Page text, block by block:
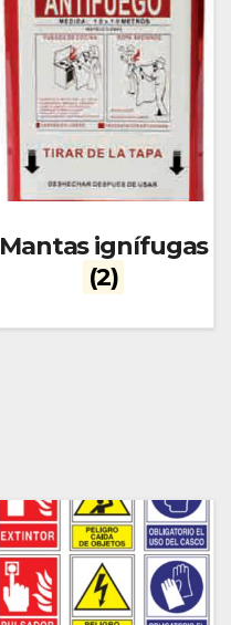
Mantas ignífugas
(2)